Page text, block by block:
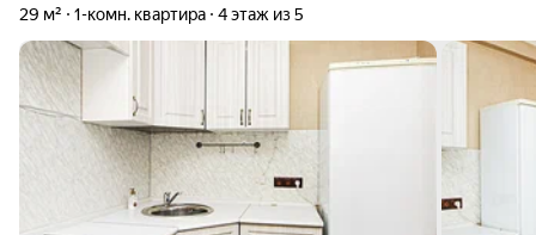
29 м² 1-комн. квартира 4 этаж из 5